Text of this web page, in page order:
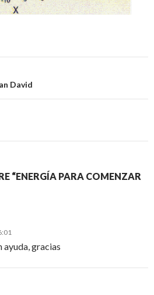
David
“ENERGÍA PARA COMENZAR
ayuda, gracias